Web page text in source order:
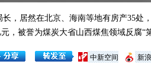
居然在北京、海南等地有房产35处
，被誉为煤炭大省山西煤焦领域反腐“
新
中新空间